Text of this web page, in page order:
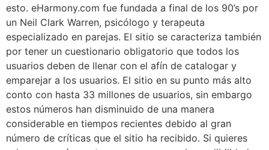
esto. eHarmony.com fue fundada a final de los 90’s por
un Neil Clark Warren, psicólogo y terapeuta
especializado en parejas. El sitio se caracteriza también
por tener un cuestionario obligatorio que todos los
usuarios deben de llenar con el afín de catalogar y
emparejar a los usuarios. El sitio en su punto más alto
conto con hasta 33 millones de usuarios, sin embargo
estos números han disminuido de una manera
considerable en tiempos recientes debido al gran
número de críticas que el sitio ha recibido. Si quieres